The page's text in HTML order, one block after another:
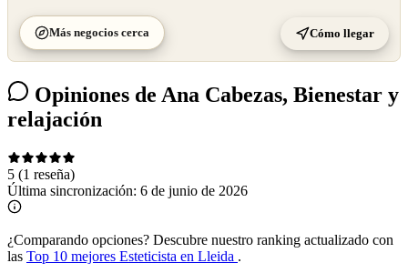
Más negocios cerca Cómo llegar
Opiniones de Ana Cabezas, Bienestar y
relajación
5 (1 reseña)
Última sincronización: 6 de junio de 2026
¿Comparando opciones? Descubre nuestro ranking actualizado con
las Top 10 mejores Esteticista en Lleida .